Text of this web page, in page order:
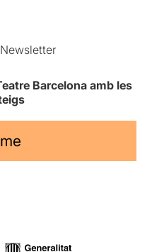
Barcelona amb les